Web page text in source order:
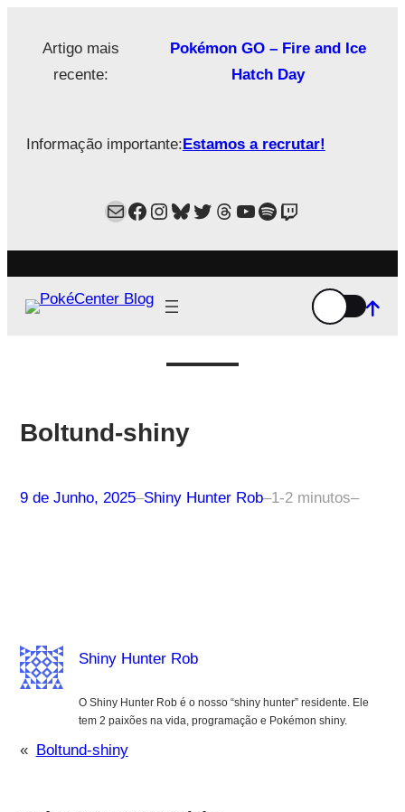
Artigo mais
recente:
Pokémon GO – Fire and Ice
Hatch Day
Informação importante:Estamos a recrutar!
MailFacebook
Instagram
Bluesky
Twitter
Estamos no Threads!
YouTube
Spotify
Twitch
Boltund-shiny
9 de Junho, 2025–Shiny Hunter Rob–1-2 minutos–
Shiny Hunter Rob
O Shiny Hunter Rob é o nosso “shiny hunter” residente. Ele
tem 2 paixões na vida, programação e Pokémon shiny.
« Boltund-shiny